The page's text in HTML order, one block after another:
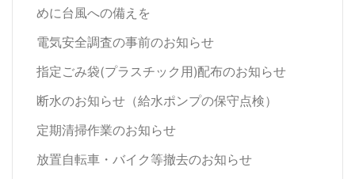
めに台風への備えを
電気安全調査の事前のお知らせ
指定ごみ袋(プラスチック用)配布のお知らせ
断水のお知らせ（給水ポンプの保守点検）
定期清掃作業のお知らせ
放置自転車・バイク等撤去のお知らせ